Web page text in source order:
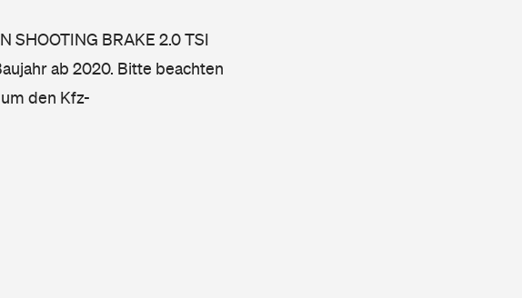
SHOOTING BRAKE 2.0 TSI
ab 2020. Bitte beachten
den Kfz-